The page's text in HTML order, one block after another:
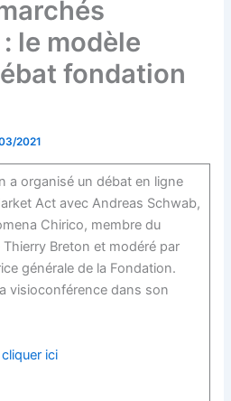
le modèle
fondation
2021
a organisé un débat en ligne
Act avec Andreas Schwab,
Chirico, membre du
Breton et modéré par
générale de la Fondation.
visioconférence dans son
cliquer ici